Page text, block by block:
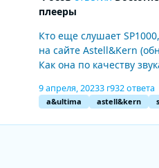
плееры
Кто еще слушает
на сайте Astell&Kern
Как она по качеству
9 апреля, 20233 г932 ответа
a&ultima astell&kern